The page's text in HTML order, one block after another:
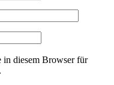
in diesem Browser für